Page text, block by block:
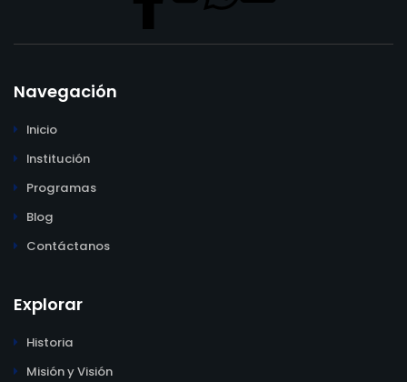
Navegación
Inicio
Institución
Programas
Blog
Contáctanos
Explorar
Historia
Misión y Visión